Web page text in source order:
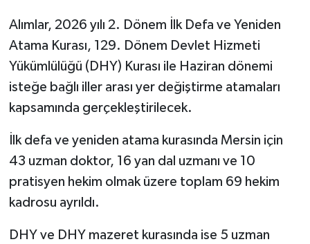
Alımlar, 2026 yılı 2. Dönem İlk Defa ve Yeniden
Atama Kurası, 129. Dönem Devlet Hizmeti
Yükümlülüğü (DHY) Kurası ile Haziran dönemi
isteğe bağlı iller arası yer değiştirme atamaları
kapsamında gerçekleştirilecek.
İlk defa ve yeniden atama kurasında Mersin için
43 uzman doktor, 16 yan dal uzmanı ve 10
pratisyen hekim olmak üzere toplam 69 hekim
kadrosu ayrıldı.
DHY ve DHY mazeret kurasında ise 5 uzman